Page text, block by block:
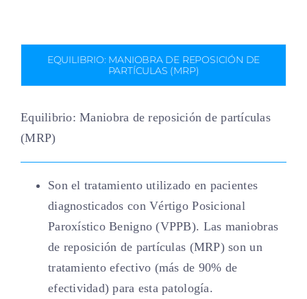
EQUILIBRIO: MANIOBRA DE REPOSICIÓN DE
PARTÍCULAS (MRP)
Equilibrio: Maniobra de reposición de partículas
(MRP)
Son el tratamiento utilizado en pacientes
diagnosticados con Vértigo Posicional
Paroxístico Benigno (VPPB). Las maniobras
de reposición de partículas (MRP) son un
tratamiento efectivo (más de 90% de
efectividad) para esta patología.